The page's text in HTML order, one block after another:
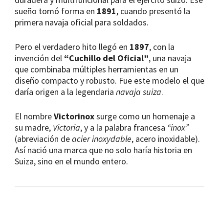
sueño tomó forma en 1891, cuando presentó la
primera navaja oficial para soldados.
Pero el verdadero hito llegó en 1897, con la
invención del “Cuchillo del Oficial”, una navaja
que combinaba múltiples herramientas en un
diseño compacto y robusto. Fue este modelo el que
daría origen a la legendaria navaja suiza.
El nombreVictorinoxsurge como un homenaje a
su madre, Victoria, y a la palabra francesa “inox”
(abreviación deacier inoxydable, acero inoxidable).
Así nació una marca que no solo haría historia en
Suiza, sino en el mundo entero.